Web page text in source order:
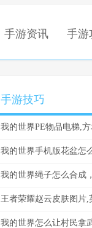
手游资讯 手游
手游技巧
我的世界手机版花盆怎
我的世界绳子怎么合成
王者荣耀赵云皮肤图片